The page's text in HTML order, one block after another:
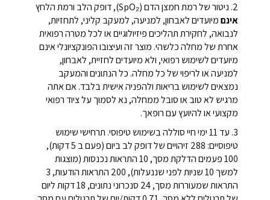
2. ניטור של רמת חמצן הדם (SpO₂), דופק הלב ורמת הלחץ
אינםמיועדים לאבחון, למניעה, למעקב קליני, לתחזיות,
לנבואה, לחקירת תהליכים פיזיולוגיים או לכל מטרה רפואית
אחרת של מחלה כלשהי. מוצר זה ועיצובו הפונקציונלי אינם
מיועדים לשימוש רפואי, ולא מיועדים לחזיית, לאבחון,
למניעה או לריפוי של כל מחלה. כל הנתונים והמעקב
נמצאים לשימוש בריאות ולהפניה אישית בלבד. אם אתה
מרגיש לא טוב או סובל ממחלה, נא לסמוך על ציוד רפואי
מקצועי או להיועץ עם רופאך.
3. עד 11 ימי חיי סוללה בשימוש טיפוסי. תרחישי שימוש
טיפוסיים: 288 זיהויים של דופק לב ביום (פעם ב 5 דקות),
100 פעמים הדלקת מסך, 10 התראות נכנסות (מוצגות
למשך 10 שניות לפני שננעלות), 200 התראות הודעות, 3
התראות שמעוררות מסך, 24 סנכרוני נתונים, 18 דקות ליום